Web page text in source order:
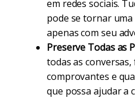
em redes sociais.
pode se tornar uma
apenas com seu
Preserve Todas as
todas as
comprovantes e
que possa ajudar a